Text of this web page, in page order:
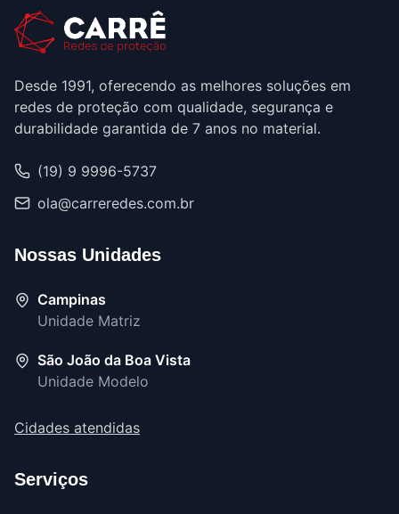
Desde 1991, oferecendo as melhores soluções em
redes de proteção com qualidade, segurança e
durabilidade garantida de 7 anos no material.
(19) 9 9996-5737
ola@carreredes.com.br
Nossas Unidades
Campinas
Unidade Matriz
São João da Boa Vista
Unidade Modelo
Cidades atendidas
Serviços